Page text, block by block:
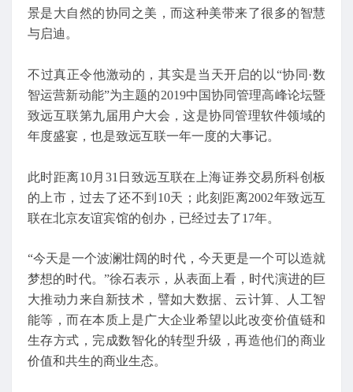
景是大自然的协同之美，而这种美带来了很多的智慧
与启迪。
不过真正令他激动的，其实是当天开启的以“协同·数
智运营新动能”为主题的2019中国协同管理高峰论坛暨
致远互联第九届用户大会，这是协同管理软件领域的
年度盛宴，也是致远互联一年一度的大事记。
此时距离10月31日致远互联在上海证券交易所科创板
的上市，过去了还不到10天；此刻距离2002年致远互
联在北京友谊宾馆的创办，已经过去了17年。
“今天是一个波澜壮阔的时代，今天更是一个可以造就
梦想的时代。”徐石表示，从表面上看，时代演进的巨
大推动力来自新技术，譬如大数据、云计算、人工智
能等，而在本质上是广大企业希望以此改变价值链和
生存方式，完成数智化的转型升级，再造他们的商业
价值和共生的商业生态。